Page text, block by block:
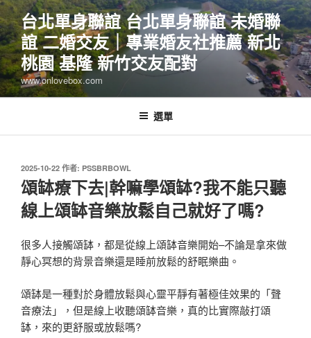
跳
至
主
要
內
容
台北單身聯誼 台北單身聯誼 未婚聯
誼 二婚交友｜專業婚友社推薦 新北
桃園 基隆 新竹交友配對
www.onlovebox.com
選單
發
佈
於
2025-10-22 作者: PSSBRBOWL
頌缽療下去|幹嘛學頌缽?我不能只聽
線上頌缽音樂放鬆自己就好了嗎?
很多人接觸頌缽，都是從線上頌缽音樂開始–不論是拿來做
靜心冥想的背景音樂還是睡前放鬆的舒眠樂曲。
頌缽是一種對於身體放鬆與心靈平靜有著極佳效果的「聲
音療法」，但是線上收聽頌缽音樂，真的比實際敲打頌
缽，來的更舒服或放鬆嗎?